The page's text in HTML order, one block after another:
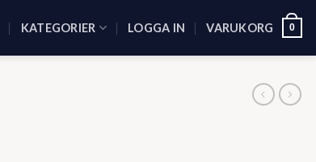
KATEGORIER LOGGA IN VARUKORG 0